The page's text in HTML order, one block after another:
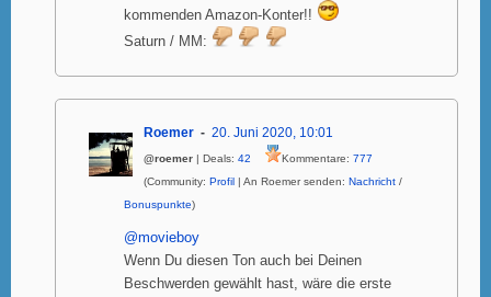
kommenden Amazon-Konter!!
Saturn / MM:
Roemer 20. Juni 2020, 10:01
@roemer | Deals: 42 Kommentare: 777
(Community: Profil | An Roemer senden: Nachricht /
Bonuspunkte)
@movieboy
Wenn Du diesen Ton auch bei Deinen
Beschwerden gewählt hast, wäre die erste